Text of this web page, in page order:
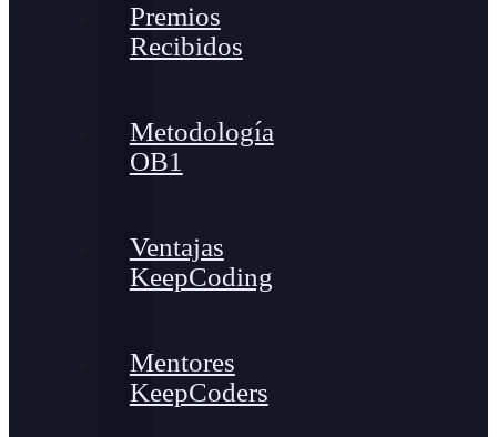
Premios
Recibidos
Metodología
OB1
Ventajas
KeepCoding
Mentores
KeepCoders